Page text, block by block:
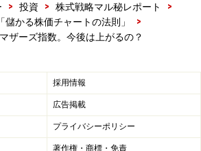
インを引いてみると、株価が上値抵
とがわかります。つまり、そろそろ
がわかります。
価の動きで、株価の方向性が変わっ
とは困難と言わざるを得ません。株
> 投資 > 株式戦略マル秘レポート
>
儲かる株価チャートの法則」
>
ザーズ指数。今後は上がるの？
採用情報
広告掲載
プライバシーポリシー
著作権・商標・免責